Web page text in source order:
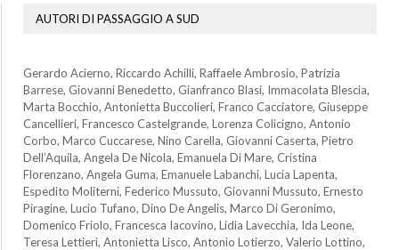
AUTORI DI PASSAGGIO A SUD
Gerardo Acierno, Riccardo Achilli, Raffaele Ambrosio, Patrizia
Barrese, Giovanni Benedetto, Gianfranco Blasi, Immacolata Blescia,
Marta Bocchio, Antonietta Buccolieri, Franco Cacciatore, Giuseppe
Cancellieri, Francesco Castelgrande, Lorenza Colicigno, Antonio
Corbo, Marco Cuccarese, Nino Carella, Giovanni Caserta, Pietro
Dell’Aquila, Angela De Nicola, Emanuela Di Mare, Cristina
Florenzano, Angela Guma, Emanuele Labanchi, Lucia Lapenta,
Espedito Moliterni, Federico Mussuto, Giovanni Mussuto, Ernesto
Piragine, Lucio Tufano, Dino De Angelis, Marco Di Geronimo,
Domenico Friolo, Francesca Iacovino, Lidia Lavecchia, Ida Leone,
Teresa Lettieri, Antonietta Lisco, Antonio Lotierzo, Valerio Lottino,